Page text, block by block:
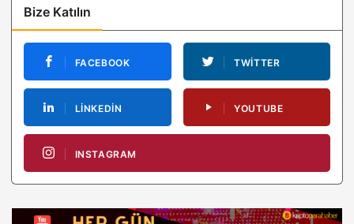
Bize Katılın
FACEBOOK TWITTER
LINKEDIN YOUTUBE
INSTAGRAM